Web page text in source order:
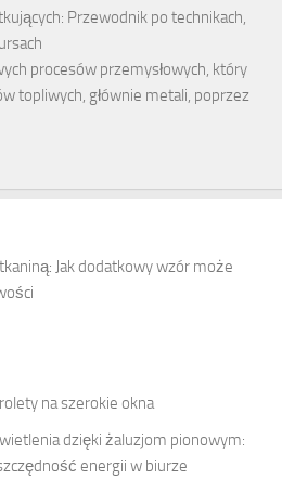
Przewodnik po technikach,
procesów przemysłowych, który
topliwych, głównie metali, poprzez
Jak dodatkowy wzór może
na szerokie okna
dzięki żaluzjom pionowym:
energii w biurze